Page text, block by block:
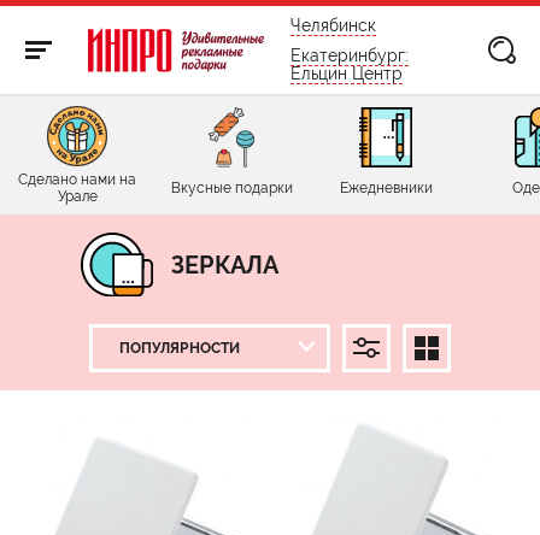
бесплатно по России
Челябинск
Екатеринбург:
Ельцин Центр
Сделано нами на
Урале
Вкусные подарки Ежедневники
ЗЕРКАЛА